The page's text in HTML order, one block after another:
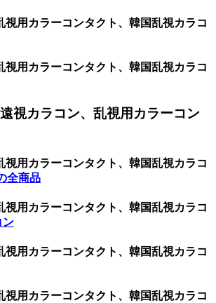
用カラーコンタクト、韓国乱視カラコ
用カラーコンタクト、韓国乱視カラコ
視カラコン、乱視用カラーコン
用カラーコンタクト、韓国乱視カラコ
全商品
用カラーコンタクト、韓国乱視カラコ
ン
用カラーコンタクト、韓国乱視カラコ
用カラーコンタクト、韓国乱視カラコ